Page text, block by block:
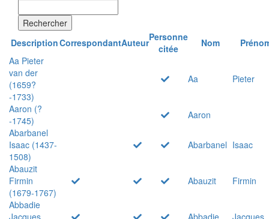
Rechercher
DescriptionCorrespondantAuteurPersonne
citée
Nom
Aa Pieter
van der
(1659?
-1733)
Aa Pieter
Aaron (?
-1745)
Aaron
Abarbanel
Isaac (1437-
1508)
Abarbanel Isaac
Abauzit
Firmin
(1679-1767)
Abauzit
Firmin
Abbadie
Jacques
Abbadie
Jacques